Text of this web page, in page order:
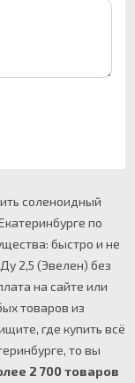
соленоидный
по
быстро и не
2,5 (Эвелен) без
на сайте или
товаров из
где купить всё
то вы
2 700 товаров